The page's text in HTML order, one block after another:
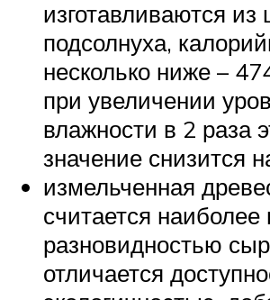
изготавливаются из
подсолнуха,
несколько ниже –
при увеличении
влажности в 2 раза
значение снизится
измельченная
считается наиболее
разновидностью
отличается